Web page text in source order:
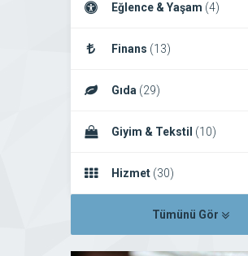
Eğlence & Yaşam (4)
Finans (13)
Gıda (29)
Giyim & Tekstil (10)
Hizmet (30)
Tümünü Gör